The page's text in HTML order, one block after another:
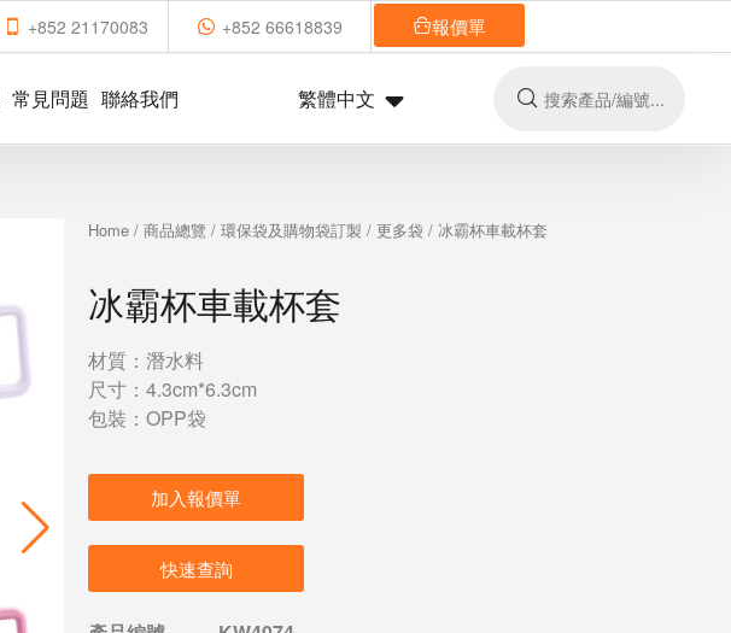
+852 21170083 +852 66618839 報價單
常見問題 聯絡我們 繁體中文
Home /商品總覽 /環保袋及購物袋訂製 /更多袋 / 冰霸杯車載杯套
冰霸杯車載杯套
材質：潛水料
尺寸：4.3cm*6.3cm
包裝：OPP袋
加入報價單
快速查詢